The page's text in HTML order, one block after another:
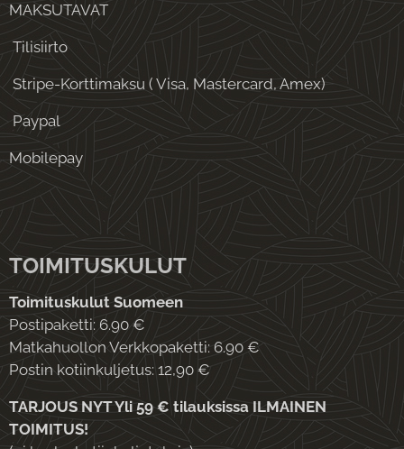
MAKSUTAVAT
Tilisiirto
Stripe-Korttimaksu ( Visa, Mastercard, Amex)
Paypal
Mobilepay
TOIMITUSKULUT
Toimituskulut Suomeen
Postipaketti: 6.90 €
Matkahuollon Verkkopaketti: 6.90 €
Postin kotiinkuljetus: 12,90 €
TARJOUS NYT Yli 59 € tilauksissa ILMAINEN
TOIMITUS!